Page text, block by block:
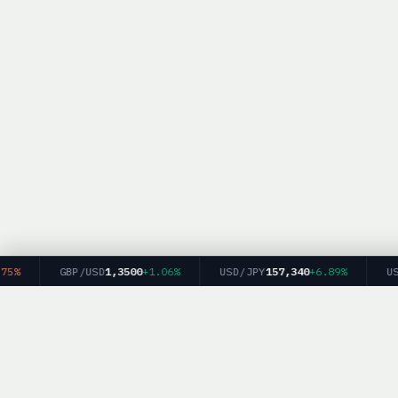
GBP/USD1,3500+1.06% USD/JPY157,340+6.89% USD/